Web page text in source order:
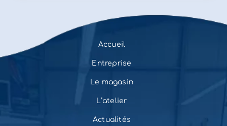
Accueil
Entreprise
Le magasin
L’atelier
Actualités